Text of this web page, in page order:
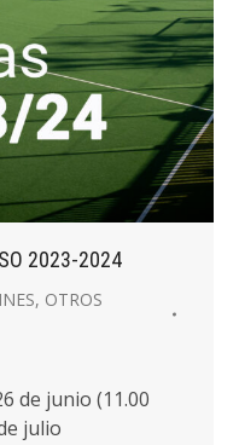
2023-2024
, OTROS
de junio (11.00
julio